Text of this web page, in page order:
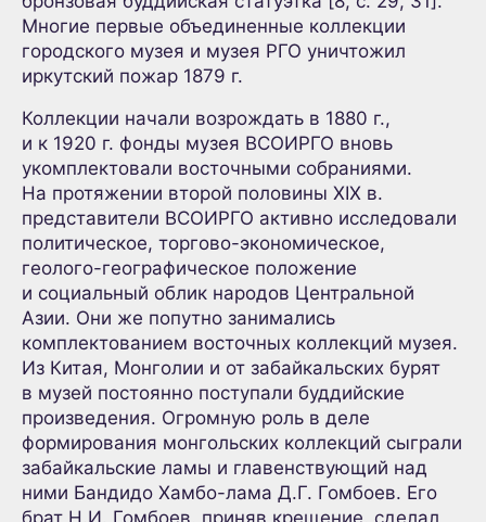
Многие первые объединенные коллекции
городского музея и музея РГО уничтожил
иркутский пожар 1879 г.
Коллекции начали возрождать в 1880 г.,
и к 1920 г. фонды музея ВСОИРГО вновь
укомплектовали восточными собраниями.
На протяжении второй половины XIX в.
представители ВСОИРГО активно исследовали
политическое, торгово-экономическое,
геолого-географическое положение
и социальный облик народов Центральной
Азии. Они же попутно занимались
комплектованием восточных коллекций музея.
Из Китая, Монголии и от забайкальских бурят
в музей постоянно поступали буддийские
произведения. Огромную роль в деле
формирования монгольских коллекций сыграли
забайкальские ламы и главенствующий над
ними Бандидо Хамбо-лама Д.Г. Гомбоев. Его
брат Н.И. Гомбоев, приняв крещение, сделал